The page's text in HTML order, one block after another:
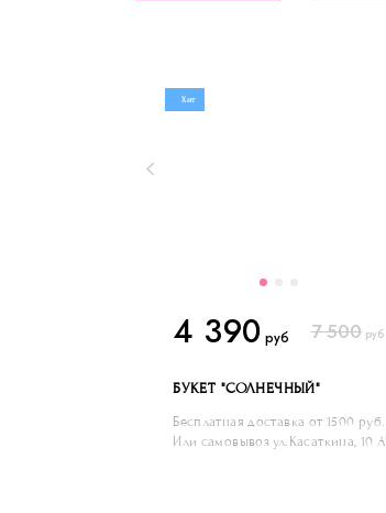
Хит
4 390руб 7 500 руб
БУКЕТ "СОЛНЕЧНЫЙ"
Бесплатная доставка от 1500 руб.
Или самовывоз ул.Касаткина, 10 А